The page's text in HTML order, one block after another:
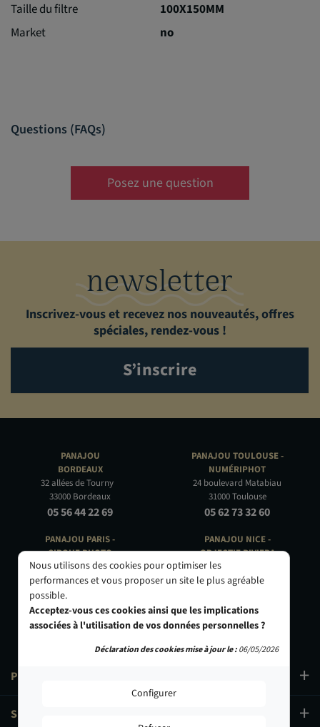
Taille du filtre
100X150MM
Market
no
Questions (FAQs)
Posez une question
newsletter
Inscrivez-vous et recevez nos nouveautés, offres
spéciales, rendez-vous !
S’inscrire
PANAJOU
BORDEAUX
32 allées de Tourny
33000 Bordeaux
05 56 44 22 69
PANAJOU PARIS -
CIRQUE PHOTO
9, bd des Filles-du-Calvaire
75003 Paris
01 40 29 91 91
PRODUITS
SERVICES
PANAJOU TOULOUSE -
NUMÉRIPHOT
24 boulevard Matabiau
31000 Toulouse
05 62 73 32 60
PANAJOU NICE -
OBJECTIF RIVIERA
24 Rue de l'Hôtel des Postes
06000 Nice
Nous utilisons des cookies pour optimiser les
performances et vous proposer un site le plus agréable
possible.
Acceptez-vous ces cookies ainsi que les implications
associées à l'utilisation de vos données personnelles ?
Configurer
Déclaration des cookies mise à jour le :06/05/2026